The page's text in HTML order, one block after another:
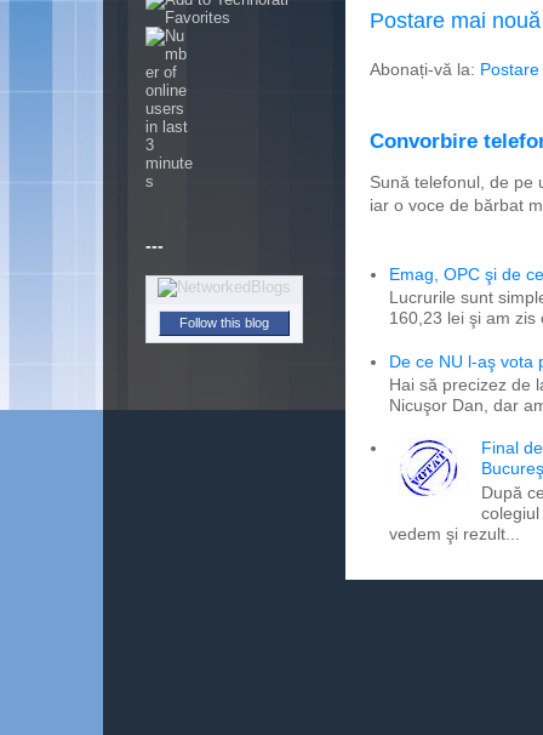
Postare mai nouă
Abonați-vă la:
Convorbire
Sună telefonul, de pe
iar o voce de bărbat
Emag, OPC şi de
Lucrurile sunt
160,23 lei şi am
De ce NU l-aş vota
Hai să precizez de
Nicuşor Dan, dar
Final
După
vedem şi rezult...
---
Follow this blog